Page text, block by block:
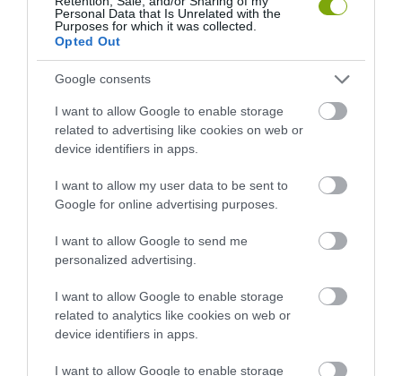
Personal Data that Is Unrelated with the
Purposes for which it was collected.
Opted Out
Google consents
I want to allow Google to enable storage
related to advertising like cookies on web or
device identifiers in apps.
I want to allow my user data to be sent to
Google for online advertising purposes.
I want to allow Google to send me
personalized advertising.
I want to allow Google to enable storage
related to analytics like cookies on web or
device identifiers in apps.
I want to allow Google to enable storage
KIRÁNDULÁS PANNONHALMA
KÖRNYÉKÉN: TERMÉSZET,
TALÁLKOZÁSA
HŐKUPOLA MAGYARORSZÁG
ALATTA A TERMÉSZETTEL?
2026-08-03